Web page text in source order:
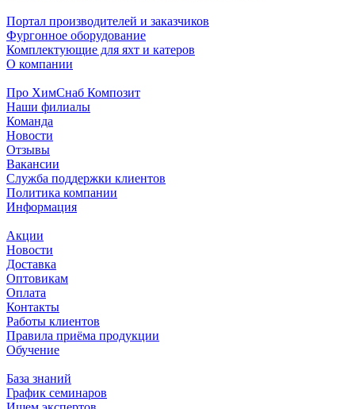
Портал производителей и заказчиков
Фургонное оборудование
Комплектующие для яхт и катеров
О компании
Про ХимСнаб Композит
Наши филиалы
Команда
Новости
Отзывы
Вакансии
Служба поддержки клиентов
Политика компании
Информация
Акции
Новости
Доставка
Оптовикам
Оплата
Контакты
Работы клиентов
Правила приёма продукции
Обучение
База знаний
График семинаров